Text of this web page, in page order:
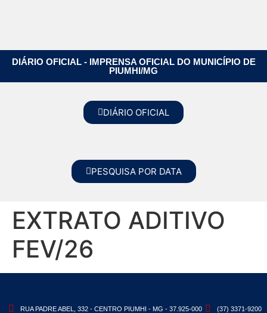
DIÁRIO OFICIAL - IMPRENSA OFICIAL DO MUNICÍPIO DE
PIUMHI/MG
DIÁRIO OFICIAL
PESQUISA POR DATA
EXTRATO ADITIVO
FEV/26
RUA PADRE ABEL, 332 - CENTRO PIUMHI - MG - 37.925-000
(37) 3371-9200